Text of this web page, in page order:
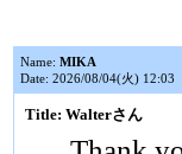
Name: MIKA
Date: 2026/08/04(火) 12:03
Title: Walterさん